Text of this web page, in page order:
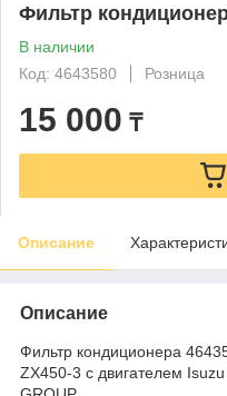
Фильтр
В наличии
Код: 4643580
Розница
15 000 ₸
Описание
Описание
Фильтр кондиционера
ZX450-3 с двигателем